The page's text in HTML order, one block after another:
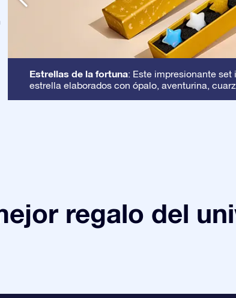
Estrellas de la fortuna: Este impresionante
estrella elaborados con ópalo, aventurina,
regalo del